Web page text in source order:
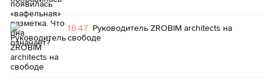
16:47 Руководитель ZROBIM architects на
свободе